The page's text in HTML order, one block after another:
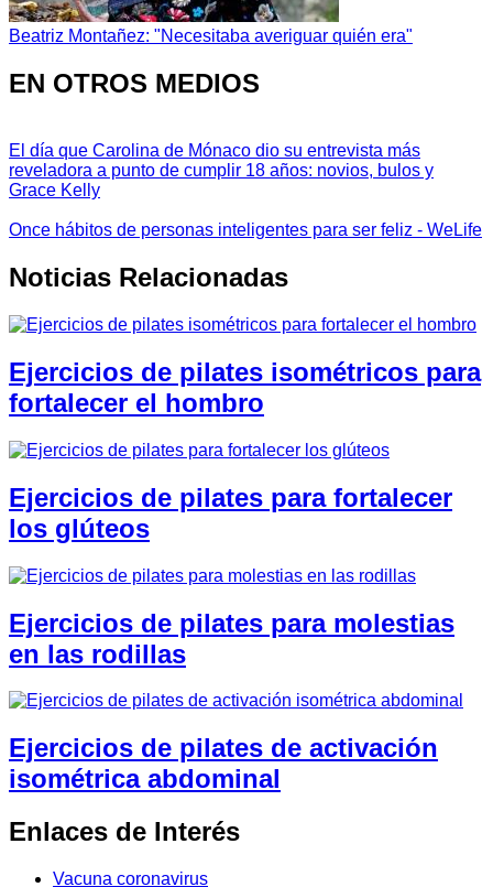
Beatriz Montañez: "Necesitaba averiguar quién era"
EN OTROS MEDIOS
El día que Carolina de Mónaco dio su entrevista más
reveladora a punto de cumplir 18 años: novios, bulos y
Grace Kelly
Once hábitos de personas inteligentes para ser feliz - WeLife
Noticias Relacionadas
Ejercicios de pilates isométricos para
fortalecer el hombro
Ejercicios de pilates para fortalecer
los glúteos
Ejercicios de pilates para molestias
en las rodillas
Ejercicios de pilates de activación
isométrica abdominal
Enlaces de Interés
Vacuna coronavirus